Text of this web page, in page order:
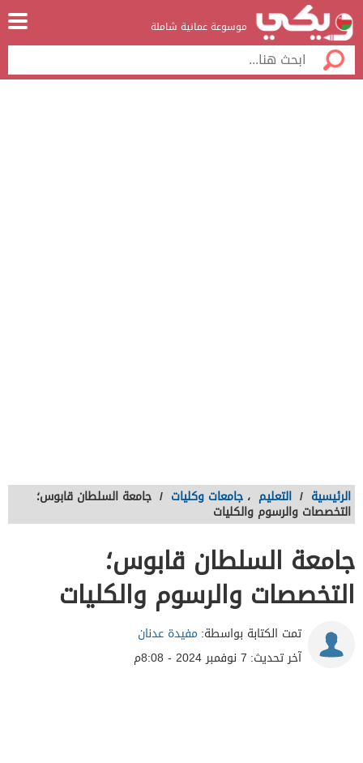
موسوعة عمانية شاملة
الرئيسية / التعليم ، جامعات وكليات / جامعة السلطان قابوس؛
التخصصات والرسوم والكليات
جامعة السلطان قابوس؛
التخصصات والرسوم والكليات
تمت الكتابة بواسطة: مفيدة عدنان
آخر تحديث: 7 نوفمبر 2024 - 8:08م